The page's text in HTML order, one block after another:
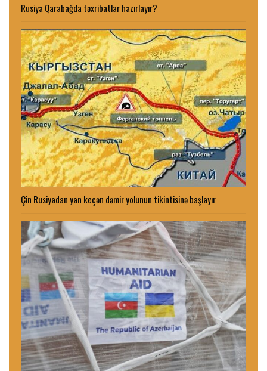
Rusiya Qarabağda təxribatlar hazırlayır?
Çin Rusiyadan yan keçən dəmir yolunun tikintisinə başlayır